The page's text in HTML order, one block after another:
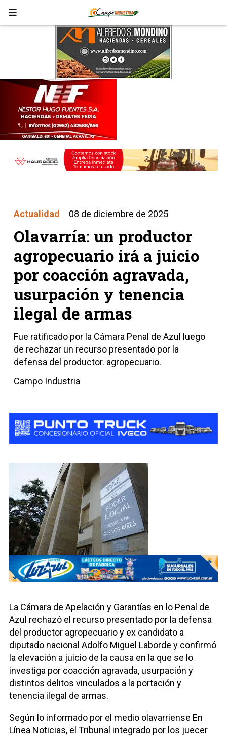
Olavarría: un productor
agropecuario irá a juicio
por coacción agravada,
usurpación y tenencia
ilegal de armas
Fue ratificado por la Cámara Penal de Azul luego
de rechazar un recurso presentado por la
defensa del productor. agropecuario.
Actualidad 08 de diciembre de 2025
Campo Industria
La Cámara de Apelación y Garantías en lo Penal de
Azul rechazó el recurso presentado por la defensa
del productor agropecuario y ex candidato a
diputado nacional Adolfo Miguel Laborde y confirmó
la elevación a juicio de la causa en la que se lo
investiga por coacción agravada, usurpación y
distintos delitos vinculados a la portación y
tenencia ilegal de armas.
Según lo informado por el medio olavarriense En
Línea Noticias, el Tribunal integrado por los juecer